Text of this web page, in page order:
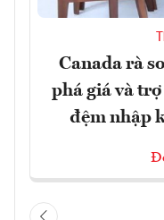
Canada rà
phá giá và
đệm nhập